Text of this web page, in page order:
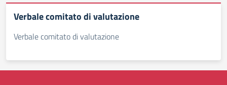
Verbale comitato di valutazione
Verbale comitato di valutazione